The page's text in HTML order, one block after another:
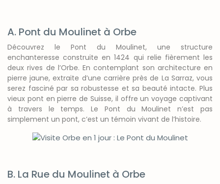
A. Pont du Moulinet à Orbe
Découvrez le Pont du Moulinet, une structure
enchanteresse construite en 1424 qui relie fièrement les
deux rives de l’Orbe. En contemplant son architecture en
pierre jaune, extraite d’une carrière près de La Sarraz, vous
serez fasciné par sa robustesse et sa beauté intacte. Plus
vieux pont en pierre de Suisse, il offre un voyage captivant
à travers le temps. Le Pont du Moulinet n’est pas
simplement un pont, c’est un témoin vivant de l’histoire.
B. La Rue du Moulinet à Orbe